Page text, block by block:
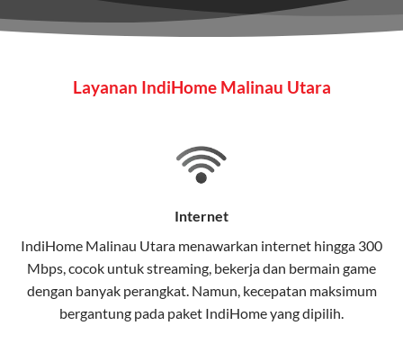
maupun individu yang membutuhkan konektivitas dan
hiburan berkualitas tinggi.
pengguna rumah dan bisnis.
stabil, dan memiliki berbagai pilihan paket IndiHome
Selain internet, layanan IndiHome juga mencakup TV
interaktif (IndiHome TV) dan telepon rumah dalam
satu paket.
Layanan IndiHome Malinau Utara
Internet
IndiHome Malinau Utara menawarkan internet hingga 300
Mbps, cocok untuk streaming, bekerja dan bermain game
dengan banyak perangkat. Namun, kecepatan maksimum
bergantung pada paket IndiHome yang dipilih.